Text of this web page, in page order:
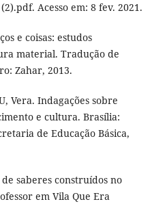
Acesso em: 8 fev. 2021.
e coisas: estudos
material. Tradução de
Zahar, 2013.
Vera. Indagações sobre
e cultura. Brasília:
de Educação Básica,
saberes construídos no
em Vila Que Era